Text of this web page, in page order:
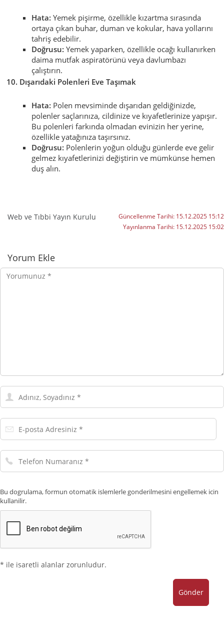
Hata: Yemek pişirme, özellikle kızartma sırasında
ortaya çıkan buhar, duman ve kokular, hava yollarını
tahriş edebilir.
Doğrusu: Yemek yaparken, özellikle ocağı kullanırken
daima mutfak aspiratörünü veya davlumbazı
çalıştırın.
10. Dışarıdaki Polenleri Eve Taşımak
Hata: Polen mevsiminde dışarıdan geldiğinizde,
polenler saçlarınıza, cildinize ve kıyafetlerinize yapışır.
Bu polenleri farkında olmadan evinizin her yerine,
özellikle yatağınıza taşırsınız.
Doğrusu: Polenlerin yoğun olduğu günlerde eve gelir
gelmez kıyafetlerinizi değiştirin ve mümkünse hemen
duş alın.
Web ve Tıbbi Yayın Kurulu Güncellenme Tarihi: 15.12.2025 15:12
Yayınlanma Tarihi: 15.12.2025 15:02
Yorumlar
Yorum Ekle
Yorumunuz
Adınız,
Soyadınız
E-
posta
Telefon
Numaranız
Bu dogrulama, formun otomatik islemlerle gonderilmesini engellemek icin
kullanilir.
* ile isaretli alanlar zorunludur.
Gönder